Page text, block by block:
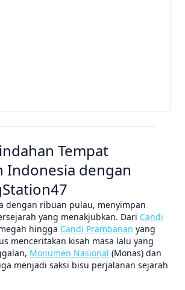
Tempat
Indonesia dengan
dengan ribuan pulau, menyimpan
yang menakjubkan. Dari Candi
hingga Candi Prambanan yang
menceritakan kisah masa lalu yang
Monumen Nasional (Monas) dan
menjadi saksi bisu perjalanan sejarah